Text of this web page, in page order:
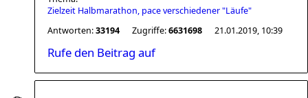
Zielzeit Halbmarathon, pace verschiedener "Läufe"
Antworten:33194 Zugriffe:6631698 21.01.2019, 10:39
Rufe den Beitrag auf